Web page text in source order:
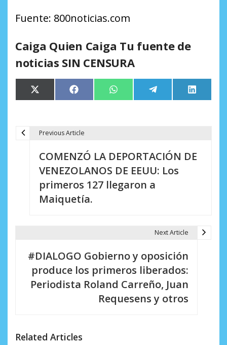
Fuente: 800noticias.com
Caiga Quien Caiga Tu fuente de
noticias SIN CENSURA
Compartir
en
X
(Twitter)
Compartir
en
Facebook Compartir
en
WhatsApp Compartir
en
Telegram
en
LinkedIn
Previous Article
COMENZÓ LA DEPORTACIÓN DE
VENEZOLANOS DE EEUU: Los
primeros 127 llegaron a
Maiquetía.
Next Article
#DIALOGO Gobierno y oposición
produce los primeros liberados:
Periodista Roland Carreño, Juan
Requesens y otros
Related Articles